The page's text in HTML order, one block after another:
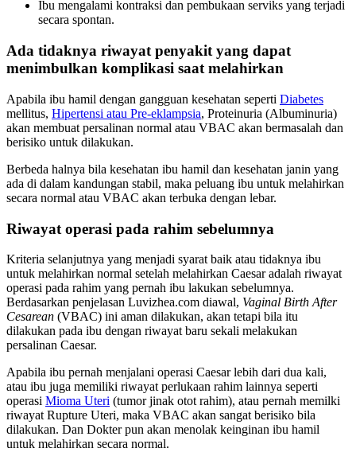
Ibu mengalami kontraksi dan pembukaan serviks yang terjadi
secara spontan.
Ada tidaknya riwayat penyakit yang dapat
menimbulkan komplikasi saat melahirkan
Apabila ibu hamil dengan gangguan kesehatan seperti Diabetes
mellitus, Hipertensi atau Pre-eklampsia, Proteinuria (Albuminuria)
akan membuat persalinan normal atau VBAC akan bermasalah dan
berisiko untuk dilakukan.
Berbeda halnya bila kesehatan ibu hamil dan kesehatan janin yang
ada di dalam kandungan stabil, maka peluang ibu untuk melahirkan
secara normal atau VBAC akan terbuka dengan lebar.
Riwayat operasi pada rahim sebelumnya
Kriteria selanjutnya yang menjadi syarat baik atau tidaknya ibu
untuk melahirkan normal setelah melahirkan Caesar adalah riwayat
operasi pada rahim yang pernah ibu lakukan sebelumnya.
Berdasarkan penjelasan Luvizhea.com diawal, Vaginal Birth After
Cesarean (VBAC) ini aman dilakukan, akan tetapi bila itu
dilakukan pada ibu dengan riwayat baru sekali melakukan
persalinan Caesar.
Apabila ibu pernah menjalani operasi Caesar lebih dari dua kali,
atau ibu juga memiliki riwayat perlukaan rahim lainnya seperti
operasi Mioma Uteri (tumor jinak otot rahim), atau pernah memilki
riwayat Rupture Uteri, maka VBAC akan sangat berisiko bila
dilakukan. Dan Dokter pun akan menolak keinginan ibu hamil
untuk melahirkan secara normal.